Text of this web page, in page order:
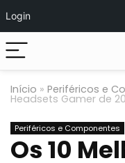
Login
Início » Periféricos e
Headsets Gamer de
Periféricos e Componentes
Os 10